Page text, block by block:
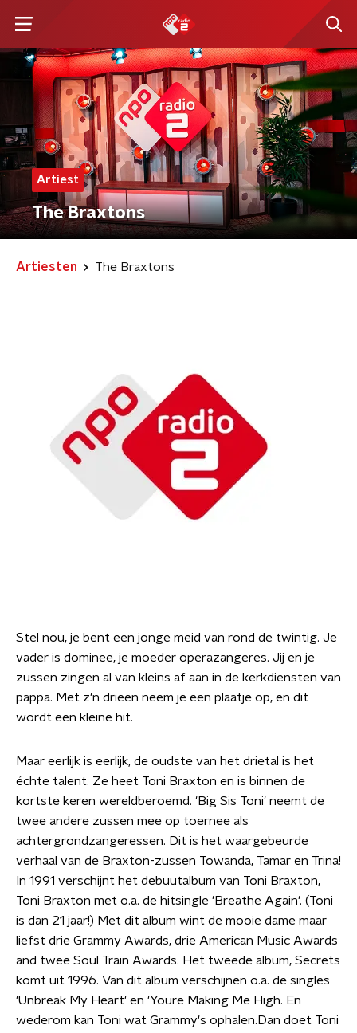
Artiest
The Braxtons
Artiesten The Braxtons
Stel nou, je bent een jonge meid van rond de twintig. Je
vader is dominee, je moeder operazangeres. Jij en je
zussen zingen al van kleins af aan in de kerkdiensten van
pappa. Met z'n drieën neem je een plaatje op, en dit
wordt een kleine hit.
Maar eerlijk is eerlijk, de oudste van het drietal is het
échte talent. Ze heet Toni Braxton en is binnen de
kortste keren wereldberoemd. 'Big Sis Toni' neemt de
twee andere zussen mee op toernee als
achtergrondzangeressen. Dit is het waargebeurde
verhaal van de Braxton-zussen Towanda, Tamar en Trina!
In 1991 verschijnt het debuutalbum van Toni Braxton,
Toni Braxton met o.a. de hitsingle 'Breathe Again'. (Toni
is dan 21 jaar!) Met dit album wint de mooie dame maar
liefst drie Grammy Awards, drie American Music Awards
and twee Soul Train Awards. Het tweede album, Secrets
komt uit 1996. Van dit album verschijnen o.a. de singles
'Unbreak My Heart' en 'Youre Making Me High. En
wederom kan Toni wat Grammy's ophalen.Dan doet Toni